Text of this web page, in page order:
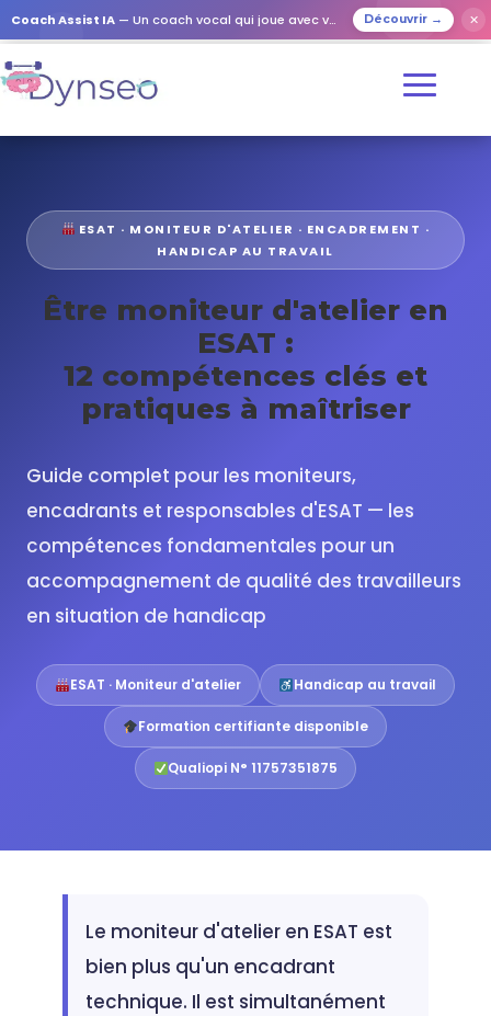
Coach Assist IA — Un coach vocal qui joue avec vos proches Découvrir → ✕
ESAT · MONITEUR D'ATELIER · ENCADREMENT ·
HANDICAP AU TRAVAIL
Être moniteur d'atelier en
ESAT :
12 compétences clés et
pratiques à maîtriser
Guide complet pour les moniteurs,
encadrants et responsables d'ESAT — les
compétences fondamentales pour un
accompagnement de qualité des travailleurs
en situation de handicap
ESAT · Moniteur d'atelier Handicap au travail
Formation certifiante disponible
Qualiopi N° 11757351875
Le moniteur d'atelier en ESAT est
bien plus qu'un encadrant
technique. Il est simultanément